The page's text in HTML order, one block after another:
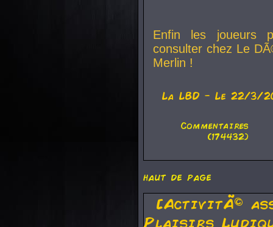
Enfin les joueurs
consulter chez Le
Merlin !
La LBD - Le 22/3/
Commentaires
(174432)
haut de page
[ActivitÃ©
Plaisirs